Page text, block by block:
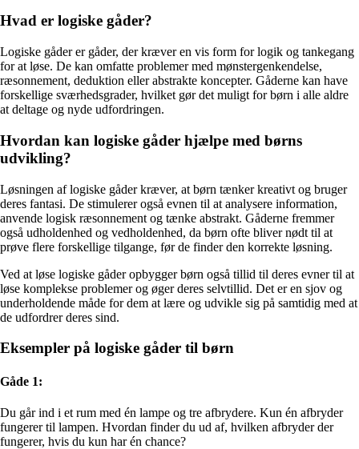
Hvad er logiske gåder?
Logiske gåder er gåder, der kræver en vis form for logik og tankegang
for at løse. De kan omfatte problemer med mønstergenkendelse,
ræsonnement, deduktion eller abstrakte koncepter. Gåderne kan have
forskellige sværhedsgrader, hvilket gør det muligt for børn i alle aldre
at deltage og nyde udfordringen.
Hvordan kan logiske gåder hjælpe med børns
udvikling?
Løsningen af logiske gåder kræver, at børn tænker kreativt og bruger
deres fantasi. De stimulerer også evnen til at analysere information,
anvende logisk ræsonnement og tænke abstrakt. Gåderne fremmer
også udholdenhed og vedholdenhed, da børn ofte bliver nødt til at
prøve flere forskellige tilgange, før de finder den korrekte løsning.
Ved at løse logiske gåder opbygger børn også tillid til deres evner til at
løse komplekse problemer og øger deres selvtillid. Det er en sjov og
underholdende måde for dem at lære og udvikle sig på samtidig med at
de udfordrer deres sind.
Eksempler på logiske gåder til børn
Gåde 1:
Du går ind i et rum med én lampe og tre afbrydere. Kun én afbryder
fungerer til lampen. Hvordan finder du ud af, hvilken afbryder der
fungerer, hvis du kun har én chance?